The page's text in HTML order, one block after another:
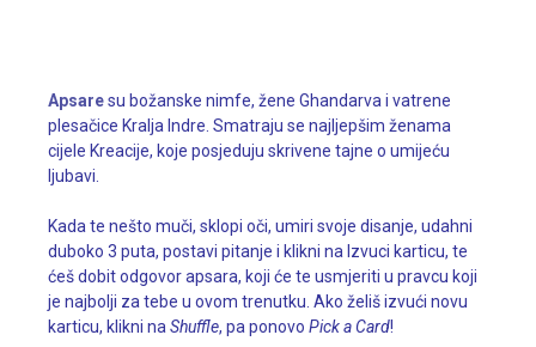
Apsaresu božanske nimfe, žene Ghandarva i vatrene
plesačice Kralja Indre. Smatraju se najljepšim ženama
cijele Kreacije, koje posjeduju skrivene tajne o umijeću
ljubavi.
Kada te nešto muči, sklopi oči, umiri svoje disanje, udahni
duboko 3 puta, postavi pitanje i klikni na Izvuci karticu, te
ćeš dobit odgovor apsara, koji će te usmjeriti u pravcu koji
je najbolji za tebe u ovom trenutku. Ako želiš izvući novu
karticu, klikni na Shuffle, pa ponovo Pick a Card!